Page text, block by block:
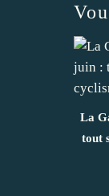
La
tout